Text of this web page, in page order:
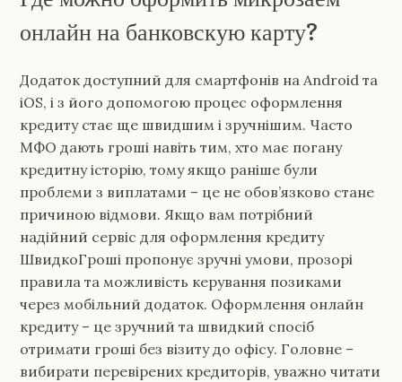
онлайн на банковскую карту?
Додаток доступний для смартфонів на Android та
iOS, і з його допомогою процес оформлення
кредиту стає ще швидшим і зручнішим. Часто
МФО дають гроші навіть тим, хто має погану
кредитну історію, тому якщо раніше були
проблеми з виплатами – це не обов’язково стане
причиною відмови. Якщо вам потрібний
надійний сервіс для оформлення кредиту
ШвидкоГроші пропонує зручні умови, прозорі
правила та можливість керування позиками
через мобільний додаток. Оформлення онлайн
кредиту – це зручний та швидкий спосіб
отримати гроші без візиту до офісу. Головне –
вибирати перевірених кредиторів, уважно читати